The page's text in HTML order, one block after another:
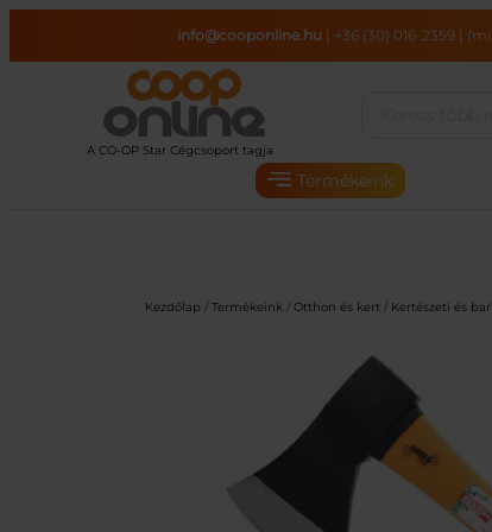
tartalomhoz
info@cooponline.hu | +36 (30) 016-2359|
Termékeink
Kezdőlap / Termékeink / Otthon és kert / Kertészeti és